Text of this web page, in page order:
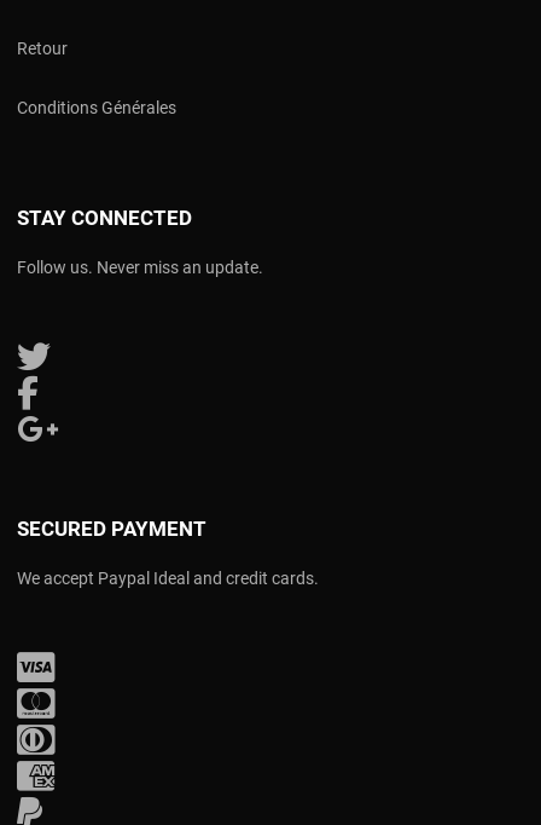
Retour
Conditions Générales
STAY CONNECTED
Follow us. Never miss an update.
Follow us on Twitter
SECURED PAYMENT
We accept Paypal Ideal and credit cards.
PayPal